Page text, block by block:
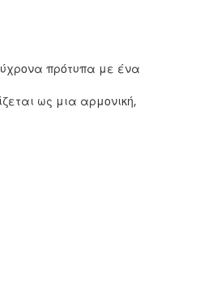
πρότυπα με ένα
ως μια αρμονική,